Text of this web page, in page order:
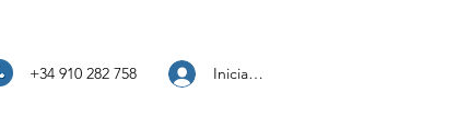
+34 910 282 758 Iniciar sesión